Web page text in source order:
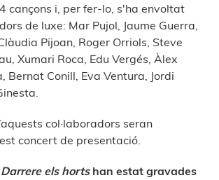
cançons i, per fer-lo, s'ha envoltat
de luxe: Mar Pujol, Jaume Guerra,
Pijoan, Roger Orriols, Steve
Xumari Roca, Edu Vergés, Àlex
Bernat Conill, Eva Ventura, Jordi
col·laboradors seran
concert de presentació.
Darrere els hortshan estat gravades